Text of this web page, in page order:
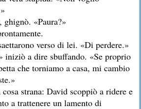
«Paura?»
verso di lei. «Di perdere.»
iniziò a dire sbuffando. «Se proprio
che torniamo a casa, mi cambio
strana: David scoppiò a ridere e
a trattenere un lamento di